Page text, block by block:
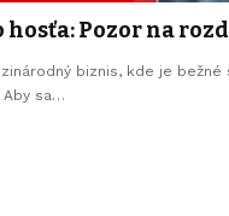
hosťa: Pozor na
biznis, kde je bežné
Aby sa…